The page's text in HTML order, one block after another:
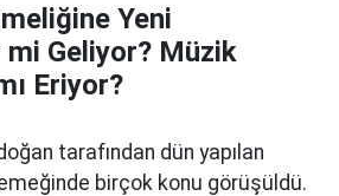
Yeni
mi Geliyor? Müzik
Eriyor?
tarafından dün yapılan
birçok konu görüşüldü.